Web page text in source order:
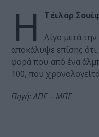
Η Τέιλορ
Λίγο μετά
αποκάλυψε επίσης
φορά που από ένα
100, που
Πηγή: ΑΠΕ – ΜΠΕ